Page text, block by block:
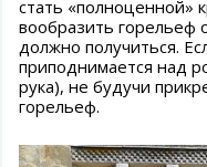
стать «полноценной»
вообразить горельеф
должно получиться.
приподнимается над
рука), не будучи
горельеф.